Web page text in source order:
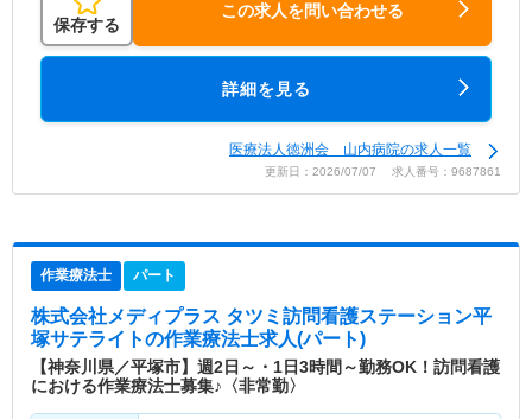
保存する
この求人を問い合わせる
詳細を見る
医療法人徳洲会 山内病院の求人一覧
更新日：2026/07/07 求人番号：9687861
作業療法士 パート
株式会社メディプラス タツミ訪問看護ステーション平
塚サテライトの作業療法士求人(パート)
【神奈川県／平塚市】週2日～・1日3時間～勤務OK！訪問看護
における作業療法士募集♪〈非常勤〉